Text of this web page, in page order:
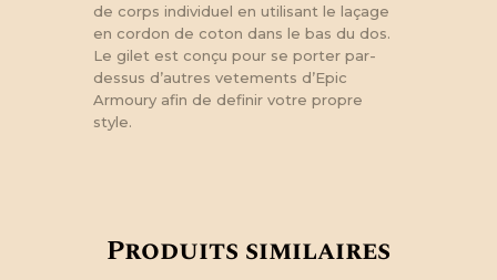
de corps individuel en utilisant le laçage
en cordon de coton dans le bas du dos.
Le gilet est conçu pour se porter par-
dessus d’autres vetements d’Epic
Armoury afin de definir votre propre
style.
Produits similaires